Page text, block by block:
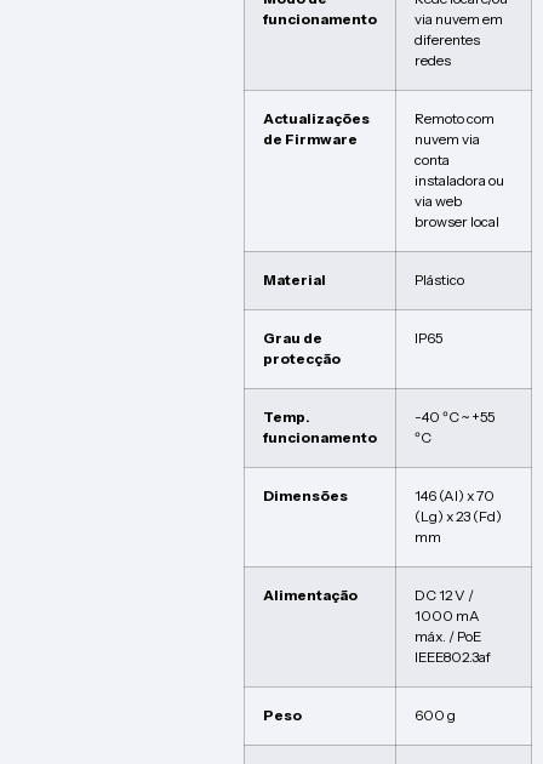
funcionamento
via nuvem em
diferentes
redes
Actualizações
de Firmware
Remoto com
nuvem via
conta
instaladora ou
via web
browser local
Material Plástico
Grau de
protecção
IP65
Temp.
funcionamento
-40 ºC ~ +55
ºC
Dimensões
146 (Al) x 70
(Lg) x 23 (Fd)
mm
Alimentação
DC 12 V /
1000 mA
máx. / PoE
IEEE802.3af
Peso 600 g